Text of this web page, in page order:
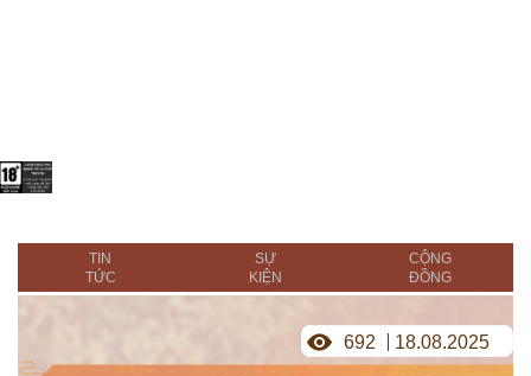
TIN
TỨC
SỰ
KIỆN
CỘNG
ĐỒNG
692 18.08.2025